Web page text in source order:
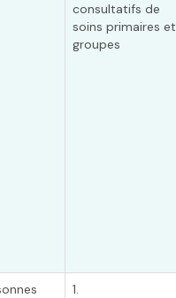
consultatifs de
soins primaires et
groupes
1.